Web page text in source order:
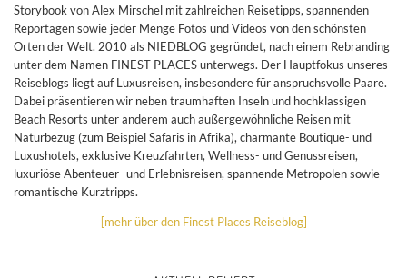
Storybook von Alex Mirschel mit zahlreichen Reisetipps, spannenden
Reportagen sowie jeder Menge Fotos und Videos von den schönsten
Orten der Welt. 2010 als NIEDBLOG gegründet, nach einem Rebranding
unter dem Namen FINEST PLACES unterwegs. Der Hauptfokus unseres
Reiseblogs liegt auf Luxusreisen, insbesondere für anspruchsvolle Paare.
Dabei präsentieren wir neben traumhaften Inseln und hochklassigen
Beach Resorts unter anderem auch außergewöhnliche Reisen mit
Naturbezug (zum Beispiel Safaris in Afrika), charmante Boutique- und
Luxushotels, exklusive Kreuzfahrten, Wellness- und Genussreisen,
luxuriöse Abenteuer- und Erlebnisreisen, spannende Metropolen sowie
romantische Kurztripps.
[mehr über den Finest Places Reiseblog]